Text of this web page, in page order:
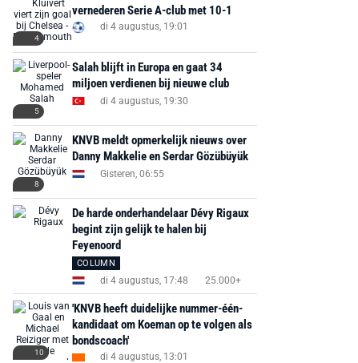
MediaMarkt
EA Sports FC 26 -
PlayStation 5
€ 29,99
Bekijk deal
F50 Messi Elite Firm
Ground Boots Kids
€ 78,00 € 130,00
Bekijk deal
4
vernederen Serie A-club met 10-1
di 4 augustus, 19:01
5
Salah blijft in Europa en gaat 34
miljoen verdienen bij nieuwe club
di 4 augustus, 19:30
8
KNVB meldt opmerkelijk nieuws over
Danny Makkelie en Serdar Gözübüyük
Gisteren, 06:55
De harde onderhandelaar Dévy Rigaux
begint zijn gelijk te halen bij
Feyenoord
COLUMN
di 4 augustus, 17:48 25.000+
10
'KNVB heeft duidelijke nummer-één-
kandidaat om Koeman op te volgen als
bondscoach'
di 4 augustus, 13:01